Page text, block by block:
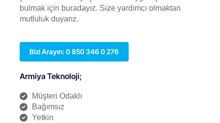
bulmak için buradayız. Size yardımcı olmaktan
mutluluk duyarız.
Bizi Arayın: 0 850 346 0 276
Armiya Teknoloji;
Müşteri Odaklı
Bağımsız
Yetkin